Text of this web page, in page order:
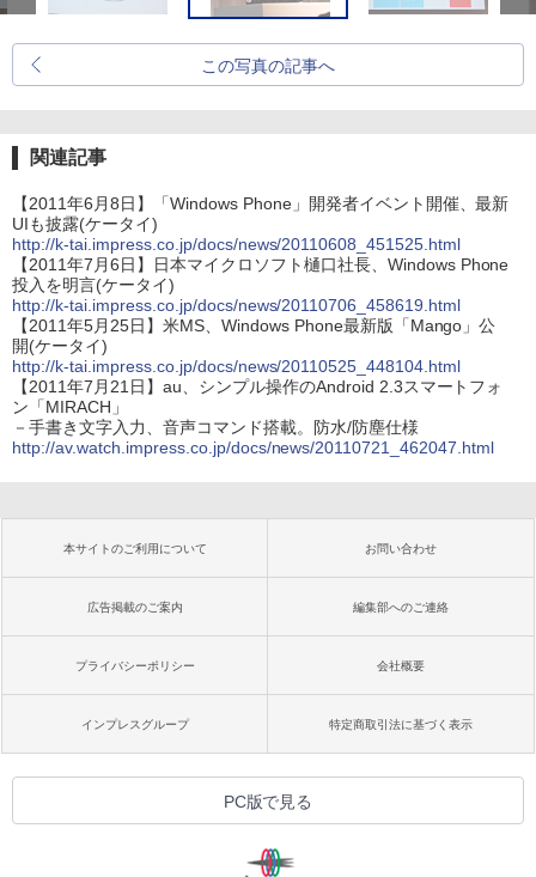
この写真の記事へ
関連記事
【2011年6月8日】「Windows Phone」開発者イベント開催、最新
UIも披露(ケータイ)
http://k-tai.impress.co.jp/docs/news/20110608_451525.html
【2011年7月6日】日本マイクロソフト樋口社長、Windows Phone
投入を明言(ケータイ)
http://k-tai.impress.co.jp/docs/news/20110706_458619.html
【2011年5月25日】米MS、Windows Phone最新版「Mango」公
開(ケータイ)
http://k-tai.impress.co.jp/docs/news/20110525_448104.html
【2011年7月21日】au、シンプル操作のAndroid 2.3スマートフォ
ン「MIRACH」
－手書き文字入力、音声コマンド搭載。防水/防塵仕様
http://av.watch.impress.co.jp/docs/news/20110721_462047.html
本サイトのご利用について お問い合わせ
広告掲載のご案内 編集部へのご連絡
プライバシーポリシー 会社概要
インプレスグループ 特定商取引法に基づく表示
PC版で見る